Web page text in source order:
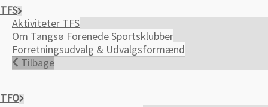
TFS
Aktiviteter TFS
Om Tangsø Forenede Sportsklubber
Forretningsudvalg & Udvalgsformænd
Tilbage
TFO